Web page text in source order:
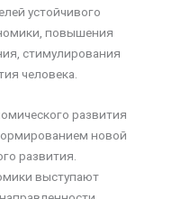
устойчивого
повышения
стимулирования
человека.
развития
новой
развития.
выступают